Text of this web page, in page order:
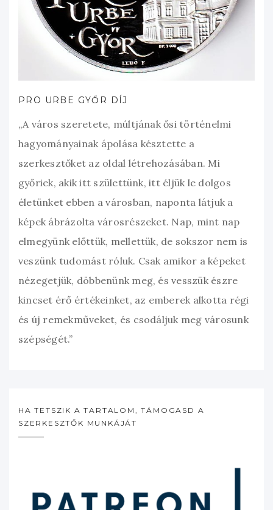
PRO URBE GYŐR DÍJ
„A város szeretete, múltjának ősi történelmi
hagyományainak ápolása késztette a
szerkesztőket az oldal létrehozásában. Mi
győriek, akik itt születtünk, itt éljük le dolgos
életünket ebben a városban, naponta látjuk a
képek ábrázolta városrészeket. Nap, mint nap
elmegyünk előttük, mellettük, de sokszor nem is
veszünk tudomást róluk. Csak amikor a képeket
nézegetjük, döbbenünk meg, és vesszük észre
kincset érő értékeinket, az emberek alkotta régi
és új remekműveket, és csodáljuk meg városunk
szépségét.”
HA TETSZIK A TARTALOM, TÁMOGASD A
SZERKESZTŐK MUNKÁJÁT